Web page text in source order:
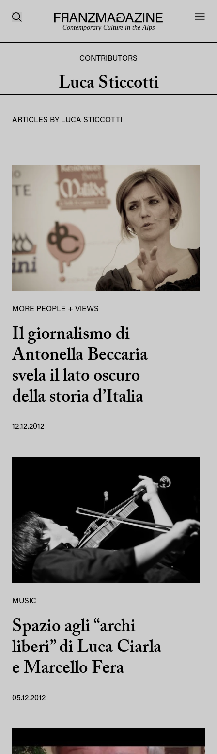
Contemporary Culture in the Alps
CONTRIBUTORS
Luca Sticcotti
ARTICLES BY LUCA STICCOTTI
MORE PEOPLE + VIEWS
Il giornalismo di
Antonella Beccaria
svela il lato oscuro
della storia d’Italia
12.12.2012
MUSIC
Spazio agli “archi
liberi” di Luca Ciarla
e Marcello Fera
05.12.2012